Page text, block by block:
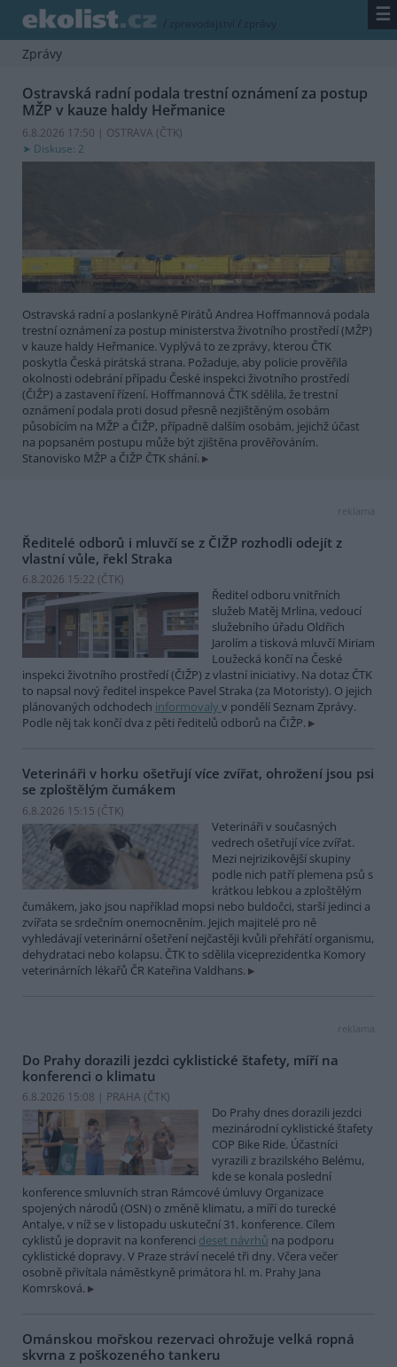
/ zpravodajství / zprávy ☰
Zprávy
Ostravská radní podala trestní oznámení za postup
MŽP v kauze haldy Heřmanice
6.8.2026 17:50 | OSTRAVA (ČTK)
Diskuse: 2
Ostravská radní a poslankyně Pirátů Andrea Hoffmannová podala
trestní oznámení za postup ministerstva životního prostředí (MŽP)
v kauze haldy Heřmanice. Vyplývá to ze zprávy, kterou ČTK
poskytla Česká pirátská strana. Požaduje, aby policie prověřila
okolnosti odebrání případu České inspekci životního prostředí
(ČIŽP) a zastavení řízení. Hoffmannová ČTK sdělila, že trestní
oznámení podala proti dosud přesně nezjištěným osobám
působícím na MŽP a ČIŽP, případně dalším osobám, jejichž účast
na popsaném postupu může být zjištěna prověřováním.
Stanovisko MŽP a ČIŽP ČTK shání.
reklama
Ředitelé odborů i mluvčí se z ČIŽP rozhodli odejít z
vlastní vůle, řekl Straka
6.8.2026 15:22 (ČTK)
Ředitel odboru vnitřních
služeb Matěj Mrlina, vedoucí
služebního úřadu Oldřich
Jarolím a tisková mluvčí Miriam
Loužecká končí na České
inspekci životního prostředí (ČIŽP) z vlastní iniciativy. Na dotaz ČTK
to napsal nový ředitel inspekce Pavel Straka (za Motoristy). O jejich
plánovaných odchodech informovaly v pondělí Seznam Zprávy.
Podle něj tak končí dva z pěti ředitelů odborů na ČIŽP.
Veterináři v horku ošetřují více zvířat, ohrožení jsou psi
se zploštělým čumákem
6.8.2026 15:15 (ČTK)
Veterináři v současných
vedrech ošetřují více zvířat.
Mezi nejrizikovější skupiny
podle nich patří plemena psů s
krátkou lebkou a zploštělým
čumákem, jako jsou například mopsi nebo buldočci, starší jedinci a
zvířata se srdečním onemocněním. Jejich majitelé pro ně
vyhledávají veterinární ošetření nejčastěji kvůli přehřátí organismu,
dehydrataci nebo kolapsu. ČTK to sdělila viceprezidentka Komory
veterinárních lékařů ČR Kateřina Valdhans.
reklama
Do Prahy dorazili jezdci cyklistické štafety, míří na
konferenci o klimatu
6.8.2026 15:08 | PRAHA (ČTK)
Do Prahy dnes dorazili jezdci
mezinárodní cyklistické štafety
COP Bike Ride. Účastníci
vyrazili z brazilského Belému,
kde se konala poslední
konference smluvních stran Rámcové úmluvy Organizace
spojených národů (OSN) o změně klimatu, a míří do turecké
Antalye, v níž se v listopadu uskuteční 31. konference. Cílem
cyklistů je dopravit na konferenci deset návrhů na podporu
cyklistické dopravy. V Praze stráví necelé tři dny. Včera večer
osobně přivítala náměstkyně primátora hl. m. Prahy Jana
Komrsková.
Ománskou mořskou rezervaci ohrožuje velká ropná
skvrna z poškozeného tankeru